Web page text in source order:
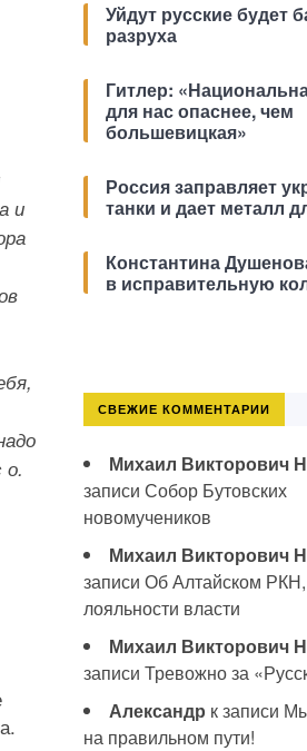
и
о.
Уйдут русские будет
разруха
Гитлер:
для нас опаснее, чем
большевицкая»
Россия заправляет
танки и дает металл
Константина
в исправительную
СВЕЖИЕ КОММЕНТАРИИ
Михаил Викторович
записи Собор Бутовских
новомучеников
Михаил Викторович
записи Об Алтайском
лояльности власти
Михаил Викторович
записи Тревожно за
Александр к записи
на правильном пути!